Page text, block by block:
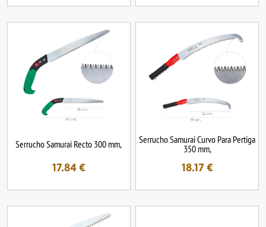
Serrucho Samurai Recto 300 mm,
17.84€
Serrucho Samurai Curvo Para Pertiga
350 mm,
18.17 €